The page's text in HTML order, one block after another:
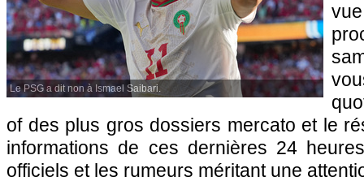
Le PSG a dit non à Ismael Saibari.
of des plus gros dossiers mercato et le
informations de ces dernières 24
officiels et les rumeurs méritant une